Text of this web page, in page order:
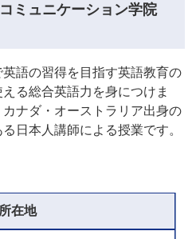
ミュニケーション学院
語の習得を目指す英語教育の
る総合英語力を身につけま
ナダ・オーストラリア出身の
日本人講師による授業です。
所在地